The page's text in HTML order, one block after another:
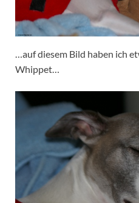
…auf diesem Bild haben ich
Whippet…